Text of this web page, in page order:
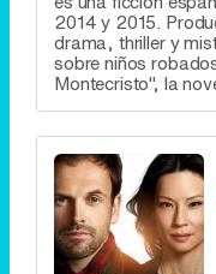
2014 y 2015.
drama, thriller y
sobre niños
Montecristo", la